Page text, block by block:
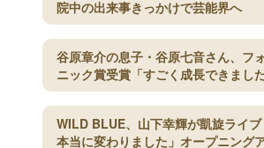
院中の出来事きっかけで芸能界へ
谷原章介の息子・谷原七音さん、フ
ニック賞受賞「すごく成長できました
WILD BLUE、山下幸輝が凱旋ライ
本当に変わりました」オープニング